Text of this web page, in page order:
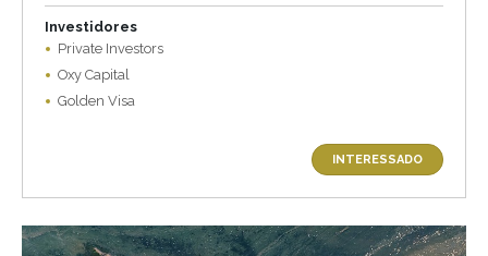
Investidores
Private Investors
Oxy Capital
Golden Visa
INTERESSADO